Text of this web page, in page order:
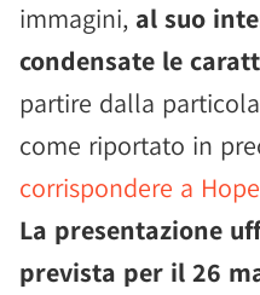
immagini, al suo
condensate le
partire dalla
come riportato in
corrispondere a
La presentazione
prevista per il 26